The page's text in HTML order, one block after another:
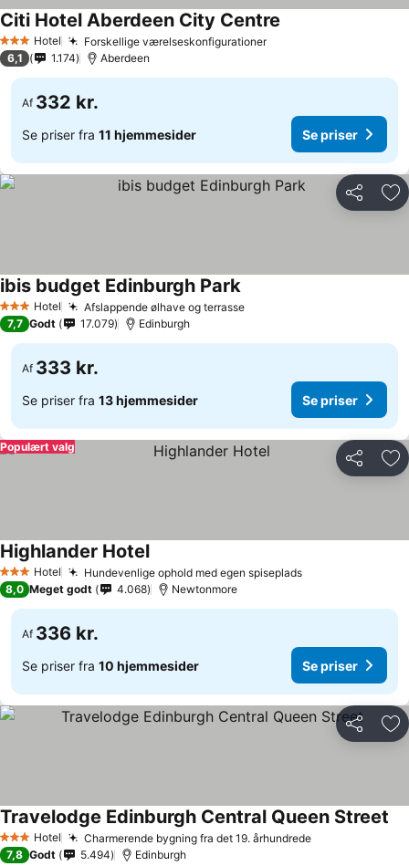
3 StjernerHotel Forskellige værelseskonfigurationer
Citi Hotel Aberdeen City Centre
6,1 1.174 Aberdeen
Af 332 kr.
Se priser fra 11 hjemmesider Se priser
Del
3 StjernerHotel Afslappende ølhave og terrasse
ibis budget Edinburgh Park
7,7 Godt 17.079 Edinburgh
Af 333 kr.
Se priser fra 13 hjemmesider Se priser
Del
Populært valg
3 StjernerHotel Hundevenlige ophold med egen spiseplads
Highlander Hotel
8,0 Meget godt 4.068 Newtonmore
Af 336 kr.
Se priser fra 10 hjemmesider Se priser
Del
3 StjernerHotel Charmerende bygning fra det 19. århundrede
Travelodge Edinburgh Central Queen Street
7,8 Godt 5.494 Edinburgh